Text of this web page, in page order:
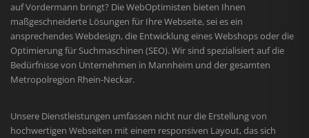
auf Vordermann bringt? Die WebOptimisten bieten Ihnen
maßgeschneiderte Lösungen für Ihre Webseite, sei es ein
ansprechendes Webdesign, die Entwicklung eines Webshops oder die
Optimierung für Suchmaschinen (SEO). Wir sind spezialisiert auf die
Bedürfnisse von Unternehmen in Mannheim und der gesamten
Metropolregion Rhein-Neckar.
Unsere Dienstleistungen umfassen nicht nur die Erstellung von
hochwertigen Webseiten mit einem responsiven Layout, das sich